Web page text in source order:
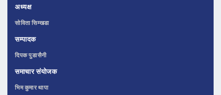
अध्यक्ष
सोविता सिम्खडा
सम्पादक
दिपक पुडासैनी
समाचार संयोजक
भिम कुमार थापा